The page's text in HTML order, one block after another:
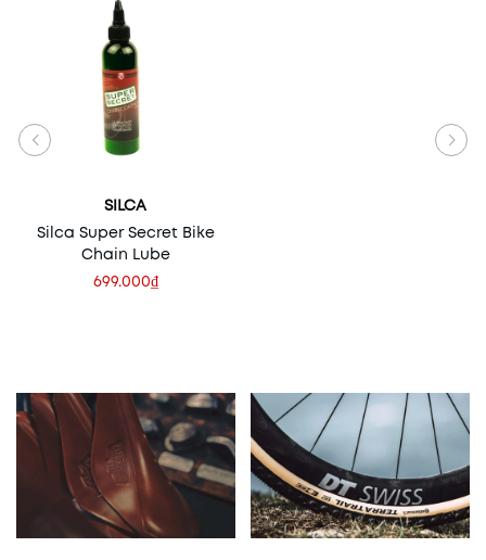
SILCA
Silca Super Secret Bike
Chain Lube
699.000₫